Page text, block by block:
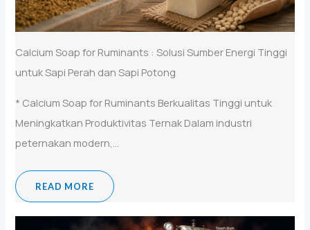
Calcium Soap for Ruminants : Solusi Sumber Energi Tinggi
untuk Sapi Perah dan Sapi Potong
* Calcium Soap for Ruminants Berkualitas Tinggi untuk
Meningkatkan Produktivitas Ternak Dalam industri
peternakan modern,...
READ MORE